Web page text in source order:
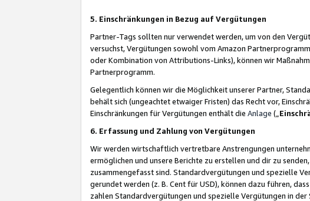
5. Einschränkungen in Bezug auf Vergütungen
Partner-Tags sollten nur verwendet werden, um von den
versuchst, Vergütungen sowohl vom Amazon
oder Kombination von Attributions-Links), können wir
Partnerprogramm.
Gelegentlich können wir die Möglichkeit unserer Partner,
behält sich (ungeachtet etwaiger Fristen) das Recht vor,
Einschränkungen für Vergütungen enthält die Anlage („
6. Erfassung und Zahlung von Vergütungen
Wir werden wirtschaftlich vertretbare Anstrengungen
ermöglichen und unsere Berichte zu erstellen und dir zu
zusammengefasst sind. Standardvergütungen und spezielle
gerundet werden (z. B. Cent für USD), können dazu führen,
zahlen Standardvergütungen und spezielle Vergütungen in